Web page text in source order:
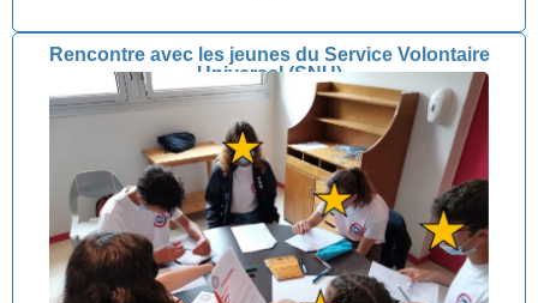
Rencontre avec les jeunes du Service Volontaire
Universel (SNU)